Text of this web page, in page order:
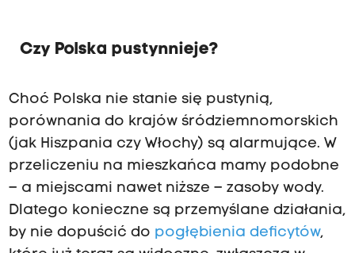
Czy Polska pustynnieje?
Choć Polska nie stanie się pustynią,
porównania do krajów śródziemnomorskich
(jak Hiszpania czy Włochy) są alarmujące. W
przeliczeniu na mieszkańca mamy podobne
– a miejscami nawet niższe – zasoby wody.
Dlatego konieczne są przemyślane działania,
by nie dopuścić do pogłębienia deficytów,